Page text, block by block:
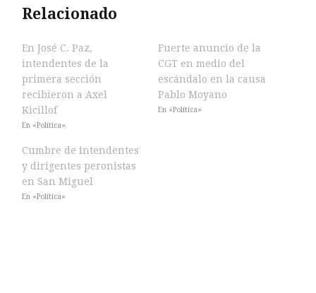
Relacionado
En José C. Paz,
intendentes de la
primera sección
recibieron a Axel
Kicillof
En «Política»
Fuerte anuncio de la
CGT en medio del
escándalo en la causa
Pablo Moyano
En «Política»
Cumbre de intendentes
y dirigentes peronistas
en San Miguel
En «Política»